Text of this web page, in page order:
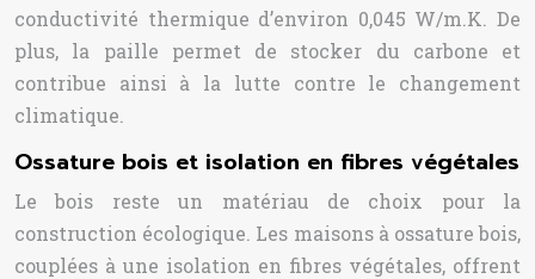
conductivité thermique d’environ 0,045 W/m.K. De
plus, la paille permet de stocker du carbone et
contribue ainsi à la lutte contre le changement
climatique.
Ossature bois et isolation en fibres végétales
Le bois reste un matériau de choix pour la
construction écologique. Les maisons à ossature bois,
couplées à une isolation en fibres végétales, offrent